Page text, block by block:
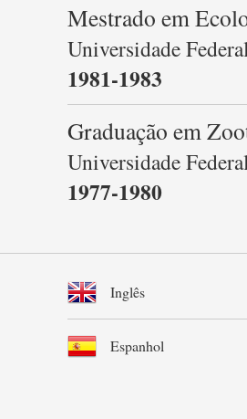
Mestrado em
Universidade
1981-1983
Graduação em
Universidade
1977-1980
Inglês
Espanhol